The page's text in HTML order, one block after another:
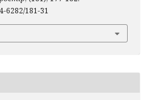
6282/181-31